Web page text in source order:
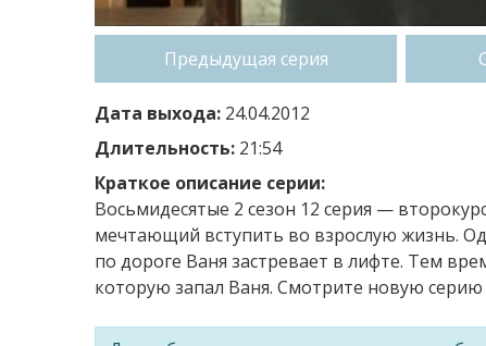
Предыдущая серия
Дата выхода: 24.04.2012
Длительность: 21:54
Краткое описание серии:
Восьмидесятые 2 сезон 12 серия —
мечтающий вступить во взрослую жизнь.
по дороге Ваня застревает в лифте. Тем
которую запал Ваня. Смотрите новую серию